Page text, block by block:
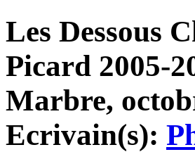
Les Dessous
Picard 2005-
Marbre,
Ecrivain(s):